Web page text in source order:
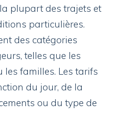
plupart des trajets et
particulières.
des catégories
telles que les
les familles. Les tarifs
du jour, de la
ou du type de